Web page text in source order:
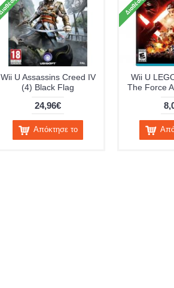
Wii U Assassins Creed IV
(4) Black Flag
24,96€
Απόκτησε το
Wii U
The Force